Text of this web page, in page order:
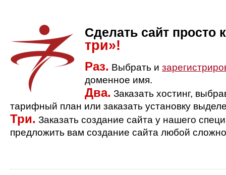
Сделать сайт просто
три»!
Раз. Выбрать и
доменное имя.
Два. Заказать хостинг,
тарифный план или заказать установку
Три. Заказать создание сайта у нашего
предложить вам создание сайта любой